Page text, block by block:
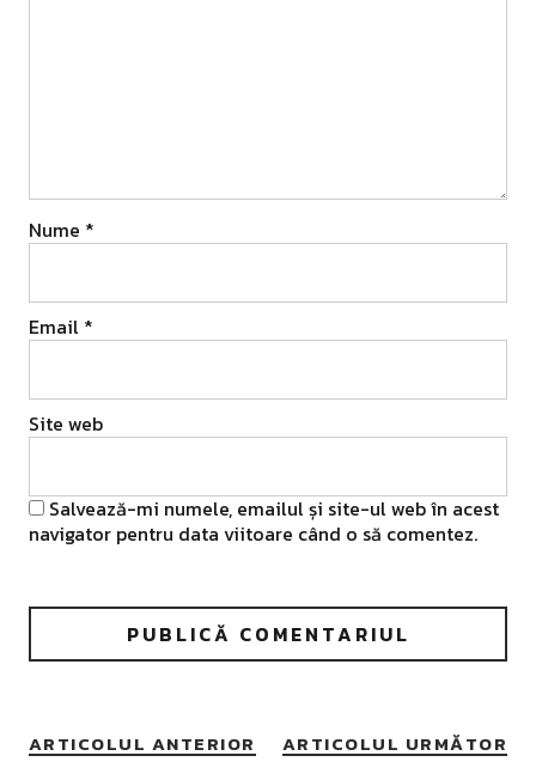
Nume *
Email *
Site web
Salvează-mi numele, emailul și site-ul web în acest
navigator pentru data viitoare când o să comentez.
ARTICOLUL ANTERIOR ARTICOLUL URMĂTOR